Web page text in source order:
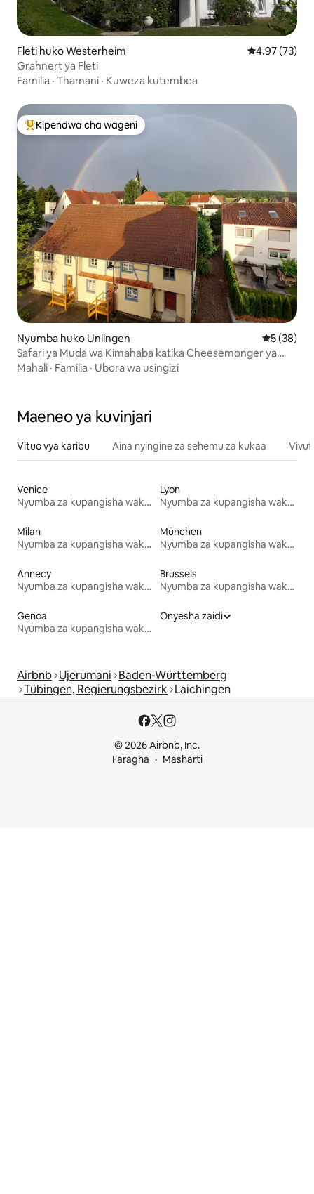
Fleti huko Westerheim Ukadiriaji wa
4.97 (73)
Grahnert ya Fleti
Familia · Thamani · Kuweza kutembea
Kipendwa maarufu cha wageni
Kipendwa cha wageni
Nyumba huko Unlingen Ukadiriaji
5 (38)
Safari ya Muda wa Kimahaba katika Cheesemonger ya
Kihistoria
Mahali · Familia · Ubora wa usingizi
Maeneo ya kuvinjari
Vituo vya karibu Aina nyingine za sehemu za kukaa
Venice
Nyumba za kupangisha wakati wa likizo
Lyon
Nyumba za kupangisha wakati wa likizo
Milan
Nyumba za kupangisha wakati wa likizo
München
Nyumba za kupangisha wakati wa likizo
Annecy
Nyumba za kupangisha wakati wa likizo
Brussels
Nyumba za kupangisha wakati wa likizo
Genoa
Nyumba za kupangisha wakati wa likizo
Onyesha zaidi
Airbnb Ujerumani Baden-Württemberg
Tübingen, Regierungsbezirk Laichingen
© 2026 Airbnb, Inc.
Faragha
Masharti